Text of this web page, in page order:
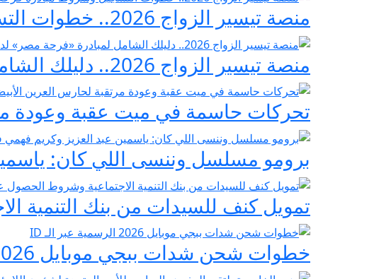
منصة تيسير الزواج 2026.. خطوات التسجيل وشروط مبادرة فرحة مصر
منصة تيسير الزواج 2026.. دليلك الشامل لمبادرة «فرحة مصر» لدعم تجهيز العرائس
تحركات حاسمة في ميت عقبة وعودة
برومو مسلسل وننسى اللي كان: ياسمين
تمويل كنف للسيدات من بنك التنمية
خطوات شحن شدات ببجي موبايل 2026 الرسمية عبر الـ ID